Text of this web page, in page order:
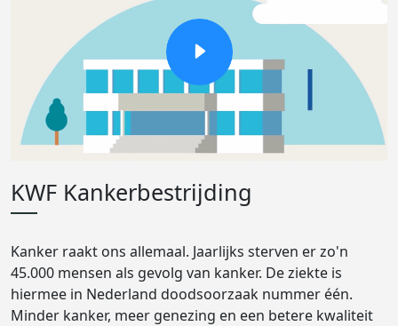
KWF Kankerbestrijding
Kanker raakt ons allemaal. Jaarlijks sterven er zo'n
45.000 mensen als gevolg van kanker. De ziekte is
hiermee in Nederland doodsoorzaak nummer één.
Minder kanker, meer genezing en een betere kwaliteit